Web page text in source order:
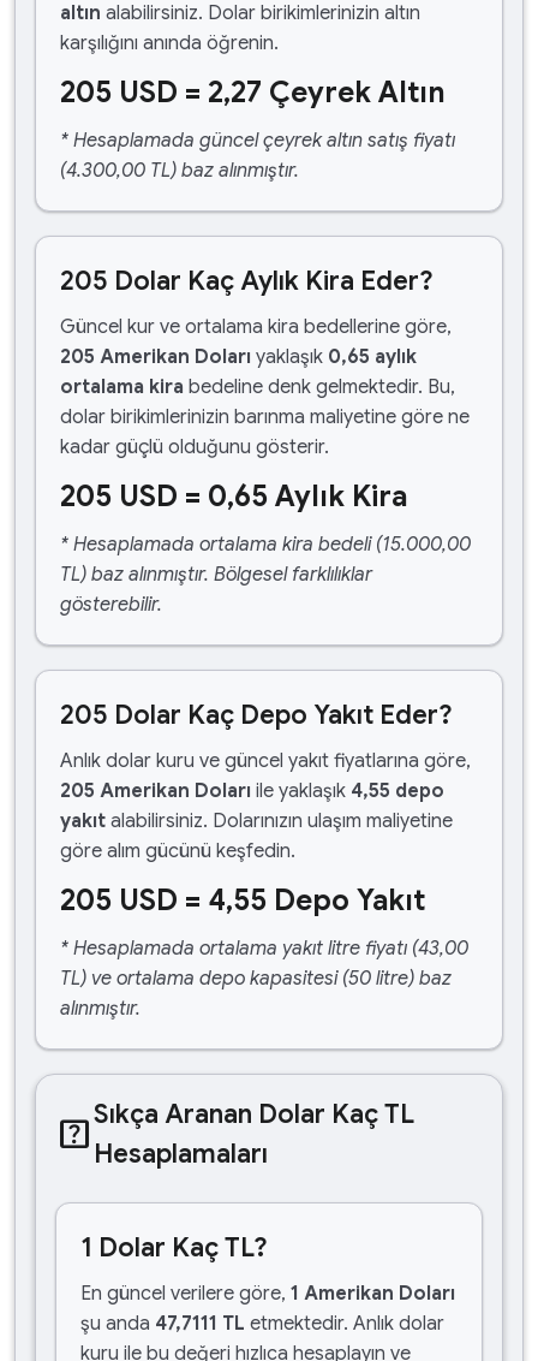
altın alabilirsiniz. Dolar birikimlerinizin altın
karşılığını anında öğrenin.
205 USD = 2,27 Çeyrek Altın
* Hesaplamada güncel çeyrek altın satış fiyatı
(4.300,00 TL) baz alınmıştır.
205 Dolar Kaç Aylık Kira Eder?
Güncel kur ve ortalama kira bedellerine göre,
205 Amerikan Doları yaklaşık 0,65 aylık
ortalama kira bedeline denk gelmektedir. Bu,
dolar birikimlerinizin barınma maliyetine göre ne
kadar güçlü olduğunu gösterir.
205 USD = 0,65 Aylık Kira
* Hesaplamada ortalama kira bedeli (15.000,00
TL) baz alınmıştır. Bölgesel farklılıklar
gösterebilir.
205 Dolar Kaç Depo Yakıt Eder?
Anlık dolar kuru ve güncel yakıt fiyatlarına göre,
205 Amerikan Doları ile yaklaşık 4,55 depo
yakıt alabilirsiniz. Dolarınızın ulaşım maliyetine
göre alım gücünü keşfedin.
205 USD = 4,55 Depo Yakıt
* Hesaplamada ortalama yakıt litre fiyatı (43,00
TL) ve ortalama depo kapasitesi (50 litre) baz
alınmıştır.
help_centerSıkça Aranan Dolar Kaç TL
Hesaplamaları
1 Dolar Kaç TL?
En güncel verilere göre, 1 Amerikan Doları
şu anda 47,7111 TL etmektedir. Anlık dolar
kuru ile bu değeri hızlıca hesaplayın ve